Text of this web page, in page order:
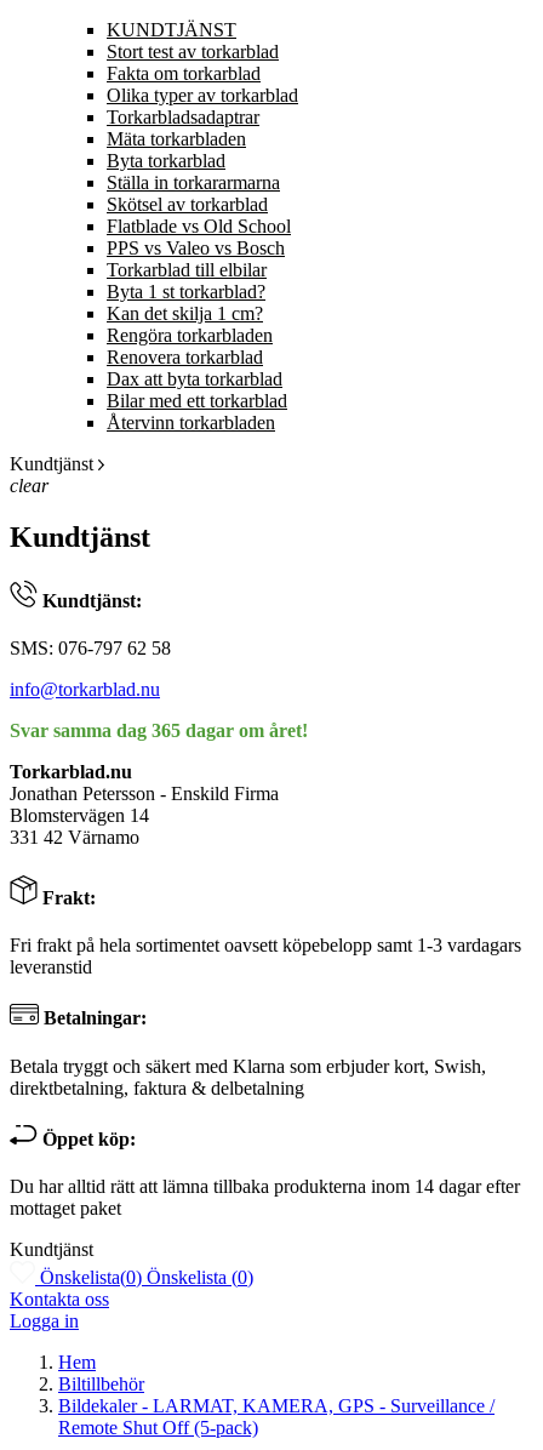
KUNDTJÄNST
Stort test av torkarblad
Fakta om torkarblad
Olika typer av torkarblad
Torkarbladsadaptrar
Mäta torkarbladen
Byta torkarblad
Ställa in torkararmarna
Skötsel av torkarblad
Flatblade vs Old School
PPS vs Valeo vs Bosch
Torkarblad till elbilar
Byta 1 st torkarblad?
Kan det skilja 1 cm?
Rengöra torkarbladen
Renovera torkarblad
Dax att byta torkarblad
Bilar med ett torkarblad
Återvinn torkarbladen
Kundtjänst
clear
Kundtjänst
Kundtjänst:
SMS: 076-797 62 58
info@torkarblad.nu
Svar samma dag 365 dagar om året!
Torkarblad.nu
Jonathan Petersson - Enskild Firma
Blomstervägen 14
331 42 Värnamo
Frakt:
Fri frakt på hela sortimentet oavsett köpebelopp samt 1-3 vardagars
leveranstid
Betalningar:
Betala tryggt och säkert med Klarna som erbjuder kort, Swish,
direktbetalning, faktura & delbetalning
Öppet köp:
Du har alltid rätt att lämna tillbaka produkterna inom 14 dagar efter
mottaget paket
Kundtjänst
Önskelista(0) Önskelista (0)
Kontakta oss
Logga in
Hem
Biltillbehör
Bildekaler - LARMAT, KAMERA, GPS - Surveillance /
Remote Shut Off (5-pack)